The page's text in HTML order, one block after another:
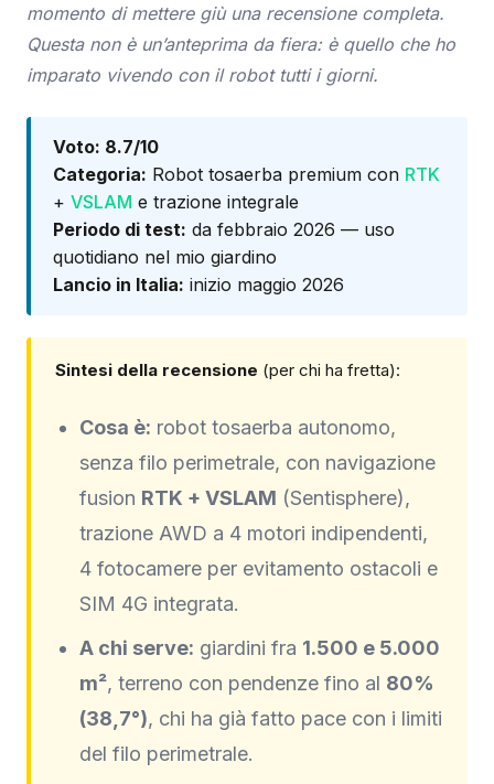
momento di mettere giù una recensione completa.
Questa non è un’anteprima da fiera: è quello che ho
imparato vivendo con il robot tutti i giorni.
Voto: 8.7/10
Categoria: Robot tosaerba premium con RTK
+ VSLAM e trazione integrale
Periodo di test: da febbraio 2026 — uso
quotidiano nel mio giardino
Lancio in Italia: inizio maggio 2026
Sintesi della recensione (per chi ha fretta):
Cosa è: robot tosaerba autonomo,
senza filo perimetrale, con navigazione
fusion RTK + VSLAM (Sentisphere),
trazione AWD a 4 motori indipendenti,
4 fotocamere per evitamento ostacoli e
SIM 4G integrata.
A chi serve: giardini fra 1.500 e 5.000
m², terreno con pendenze fino al 80%
(38,7°), chi ha già fatto pace con i limiti
del filo perimetrale.